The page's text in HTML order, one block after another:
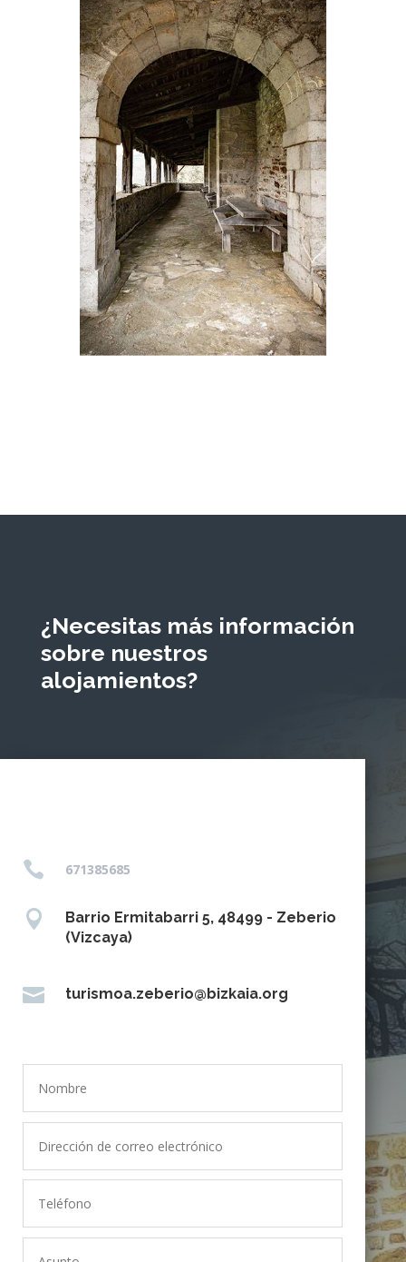
¿Necesitas más información
sobre nuestros
alojamientos?
 671385685

Barrio Ermitabarri 5, 48499 - Zeberio
(Vizcaya)
 turismoa.zeberio@bizkaia.org